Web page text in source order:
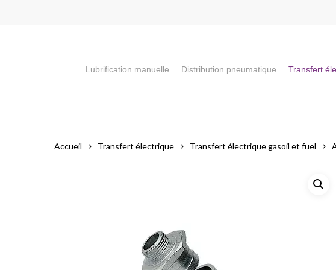
Lubrification manuelle Distribution pneumatique Transfert
Accueil Transfert électrique Transfert électrique gasoil et fuel